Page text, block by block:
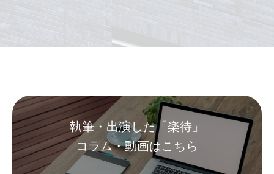
執筆・出演した「楽待」
コラム・動画はこちら